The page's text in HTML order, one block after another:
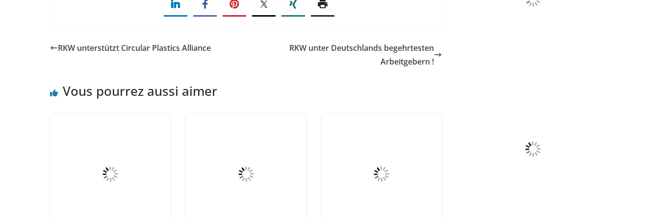
RKW unterstützt Circular Plastics Alliance
RKW unter Deutschlands begehrtesten
Arbeitgebern !
Vous pourrez aussi aimer